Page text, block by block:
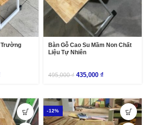
Trường
Bàn Gỗ Cao Su Mầm Non Chất
Liệu Tự Nhiên
495,000₫ 435,000 ₫
-12%